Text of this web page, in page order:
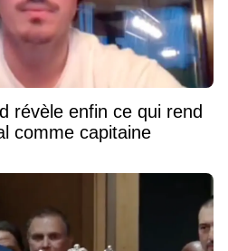
révèle enfin ce qui rend
comme capitaine